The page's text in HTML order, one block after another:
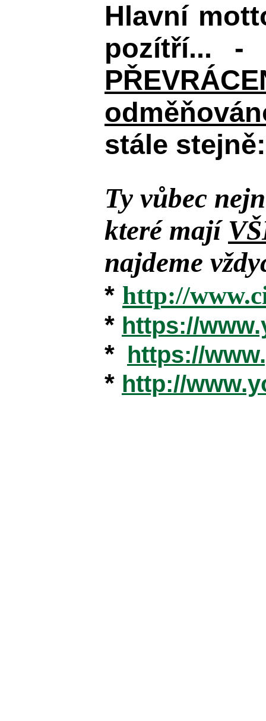
Hlavní
pozítří...
stále stejně:
Ty vůbec
které mají
najdeme
* http://
* https://
* https://
* http://